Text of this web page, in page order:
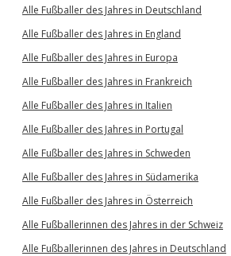
Alle Fußballer des Jahres in Deutschland
Alle Fußballer des Jahres in England
Alle Fußballer des Jahres in Europa
Alle Fußballer des Jahres in Frankreich
Alle Fußballer des Jahres in Italien
Alle Fußballer des Jahres in Portugal
Alle Fußballer des Jahres in Schweden
Alle Fußballer des Jahres in Südamerika
Alle Fußballer des Jahres in Österreich
Alle Fußballerinnen des Jahres in der Schweiz
Alle Fußballerinnen des Jahres in Deutschland